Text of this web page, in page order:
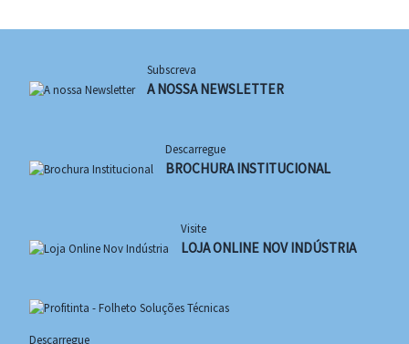
Subscreva
A NOSSA NEWSLETTER
Descarregue
BROCHURA INSTITUCIONAL
Visite
LOJA ONLINE NOV INDÚSTRIA
Descarregue